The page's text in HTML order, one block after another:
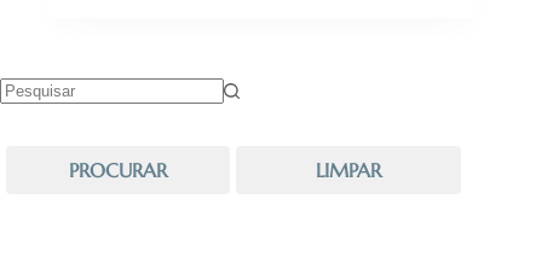
PROCURAR
LIMPAR